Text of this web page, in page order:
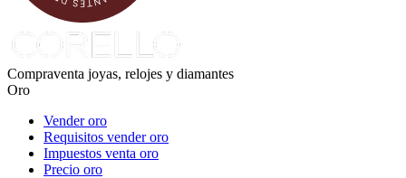
Compraventa joyas, relojes y diamantes
Oro
Vender oro
Requisitos vender oro
Impuestos venta oro
Precio oro